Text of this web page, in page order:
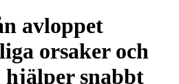
avloppet
orsaker och
hjälper snabbt